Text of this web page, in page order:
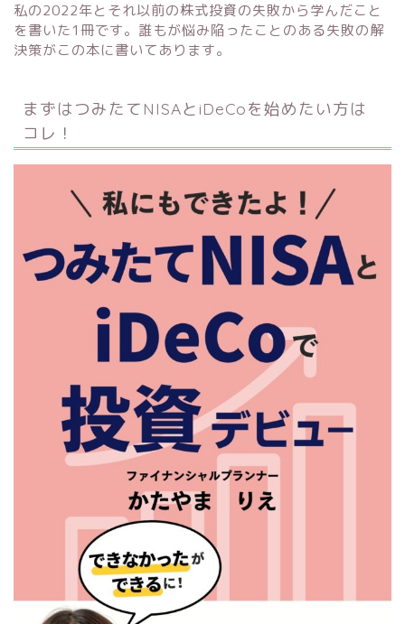
私の2022年とそれ以前の株式投資の失敗から学んだこと
を書いた1冊です。誰もが悩み陥ったことのある失敗の解
決策がこの本に書いてあります。
まずはつみたてNISAとiDeCoを始めたい方は
コレ！